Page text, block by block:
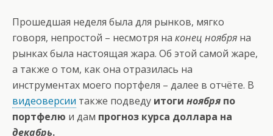
Прошедшая неделя была для рынков, мягко
говоря, непростой – несмотря на конец ноября на
рынках была настоящая жара. Об этой самой жаре,
а также о том, как она отразилась на
инструментах моего портфеля – далее в отчёте. В
видеоверсии также подведу итоги ноября по
портфелю и дам прогноз курса доллара на
декабрь.